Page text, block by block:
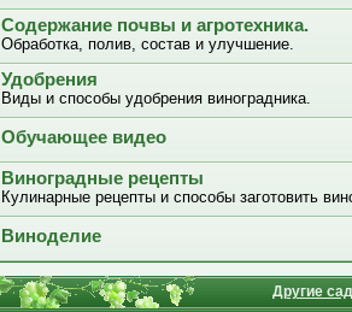
Содержание почвы и агротехника.
Обработка, полив, состав и улучшение.
Удобрения
Виды и способы удобрения виноградника.
Обучающее видео
Виноградные рецепты
Кулинарные рецепты и способы заготовить
Виноделие
Другие